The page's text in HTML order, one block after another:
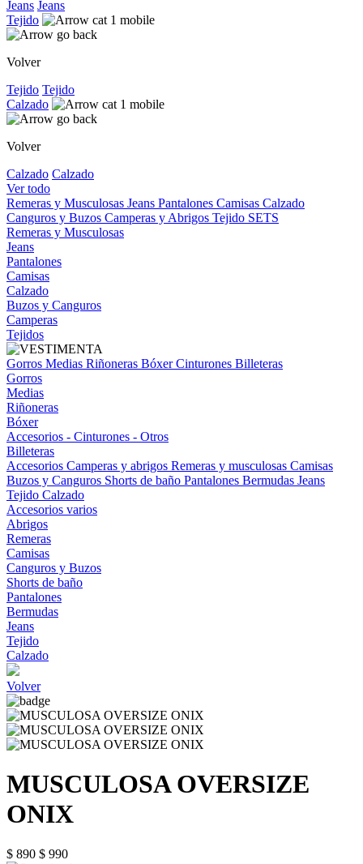
Jeans Jeans
Tejido
Volver
Tejido Tejido
Calzado
Volver
Calzado Calzado
Ver todo
Remeras y Musculosas Jeans Pantalones Camisas Calzado
Canguros y Buzos Camperas y Abrigos Tejido SETS
Remeras y Musculosas
Jeans
Pantalones
Camisas
Calzado
Buzos y Canguros
Camperas
Tejidos
Gorros Medias Riñoneras BóxerCinturones Billeteras
Gorros
Medias
Riñoneras
Bóxer
Accesorios - Cinturones - Otros
Billeteras
Accesorios Camperas y abrigos Remeras y musculosas Camisas
Buzos y Canguros Shorts de baño Pantalones Bermudas Jeans
Tejido Calzado
Accesorios varios
Abrigos
Remeras
Camisas
Canguros y Buzos
Shorts de baño
Pantalones
Bermudas
Jeans
Tejido
Calzado
Volver
MUSCULOSA OVERSIZE
ONIX
$ 890 $ 990